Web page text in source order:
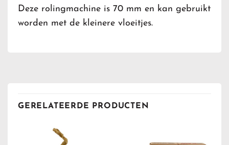
Deze rolingmachine is 70 mm en kan gebruikt
worden met de kleinere vloeitjes.
GERELATEERDE PRODUCTEN